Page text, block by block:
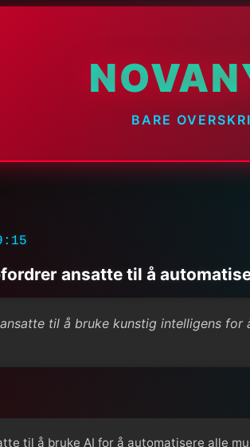
BARE
ansatte til å
til å bruke kunstig intelligens
til å bruke AI for å automatisere alle